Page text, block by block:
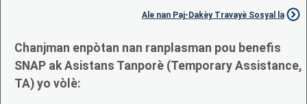
Ale nan Paj-Dakèy Travayè Sosyal la
Chanjman enpòtan nan ranplasman pou benefis
SNAP ak Asistans Tanporè (Temporary Assistance,
TA) yo vòlè: